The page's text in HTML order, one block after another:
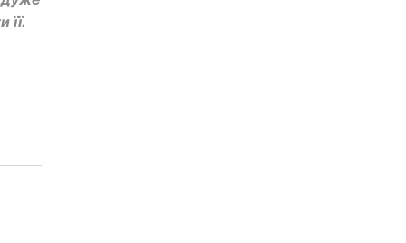
її.